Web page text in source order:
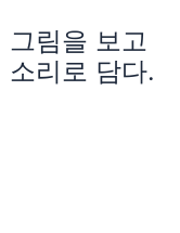
그림을 보고
소리로 담다.